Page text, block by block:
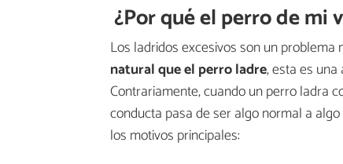
¿Por qué el perro de mi
Los ladridos excesivos son un
natural que el perro ladre, esta es
Contrariamente, cuando un perro ladra
conducta pasa de ser algo normal a
los motivos principales: